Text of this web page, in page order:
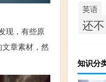
现，有些原
章素材，然
英语
还不
知识分